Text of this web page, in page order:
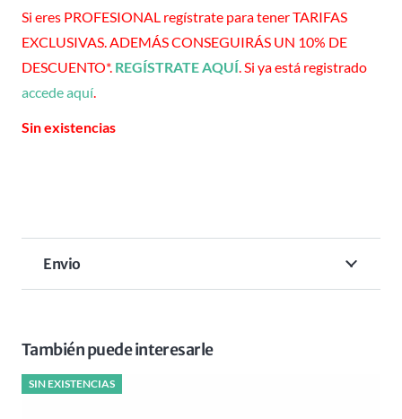
Si eres PROFESIONAL regístrate para tener TARIFAS
EXCLUSIVAS. ADEMÁS CONSEGUIRÁS UN 10% DE
DESCUENTO*. REGÍSTRATE AQUÍ. Si ya está registrado
accede aquí.
Sin existencias
Envio
También puede interesarle
SIN EXISTENCIAS